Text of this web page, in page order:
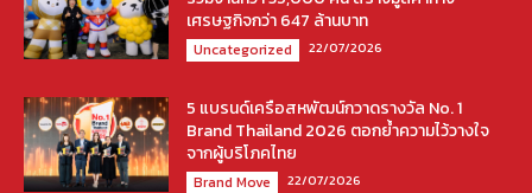
เศรษฐกิจกว่า 647 ล้านบาท
Uncategorized 22/07/2026
5 แบรนด์เครือสหพัฒน์กวาดรางวัล No. 1
Brand Thailand 2026 ตอกย้ำความไว้วางใจ
จากผู้บริโภคไทย
Brand Move 22/07/2026